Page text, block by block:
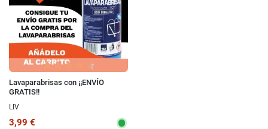
Lavaparabrisas con ¡¡ENVÍO
GRATIS!!
LIV
3,99 €